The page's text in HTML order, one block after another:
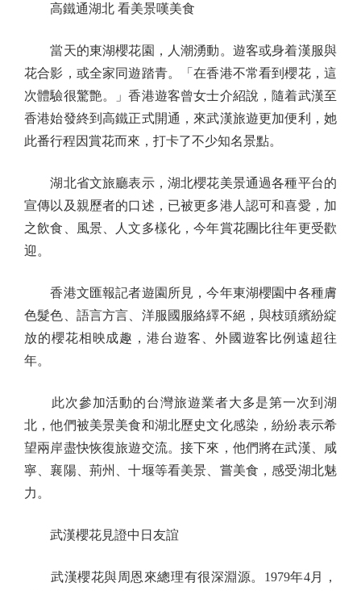
高鐵通湖北 看美景嘆美食
當天的東湖櫻花園，人潮湧動。遊客或身着漢服與
花合影，或全家同遊踏青。「在香港不常看到櫻花，這
次體驗很驚艶。」香港遊客曾女士介紹說，隨着武漢至
香港始發終到高鐵正式開通，來武漢旅遊更加便利，她
此番行程因賞花而來，打卡了不少知名景點。
湖北省文旅廳表示，湖北櫻花美景通過各種平台的
宣傳以及親歷者的口述，已被更多港人認可和喜愛，加
之飲食、風景、人文多樣化，今年賞花團比往年更受歡
迎。
香港文匯報記者遊園所見，今年東湖櫻園中各種膚
色髮色、語言方言、洋服國服絡繹不絕，與枝頭繽紛綻
放的櫻花相映成趣，港台遊客、外國遊客比例遠超往
年。
此次參加活動的台灣旅遊業者大多是第一次到湖
北，他們被美景美食和湖北歷史文化感染，紛紛表示希
望兩岸盡快恢復旅遊交流。接下來，他們將在武漢、咸
寧、襄陽、荊州、十堰等看美景、嘗美食，感受湖北魅
力。
武漢櫻花見證中日友誼
武漢櫻花與周恩來總理有很深淵源。1979年4月，